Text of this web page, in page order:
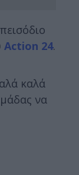
Action 24.
καλά
να